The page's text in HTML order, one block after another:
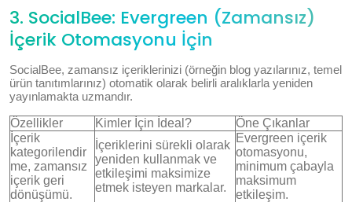
3. SocialBee: Evergreen (Zamansız)
İçerik Otomasyonu İçin
SocialBee, zamansız içeriklerinizi (örneğin blog yazılarınız, temel
ürün tanıtımlarınız) otomatik olarak belirli aralıklarla yeniden
yayınlamakta uzmandır.
Özellikler
Kimler İçin İdeal?
Öne Çıkanlar
İçerik
kategorilendir
me, zamansız
içerik geri
dönüşümü.
İçeriklerini sürekli olarak
yeniden kullanmak ve
etkileşimi maksimize
etmek isteyen markalar.
Evergreen içerik
otomasyonu,
minimum çabayla
maksimum
etkileşim.